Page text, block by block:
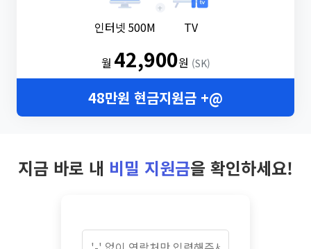
인터넷 500M
+
TV
월 42,900원 (SK)
48만원 현금지원금 +@
지금 바로 내 비밀 지원금을 확인하세요!